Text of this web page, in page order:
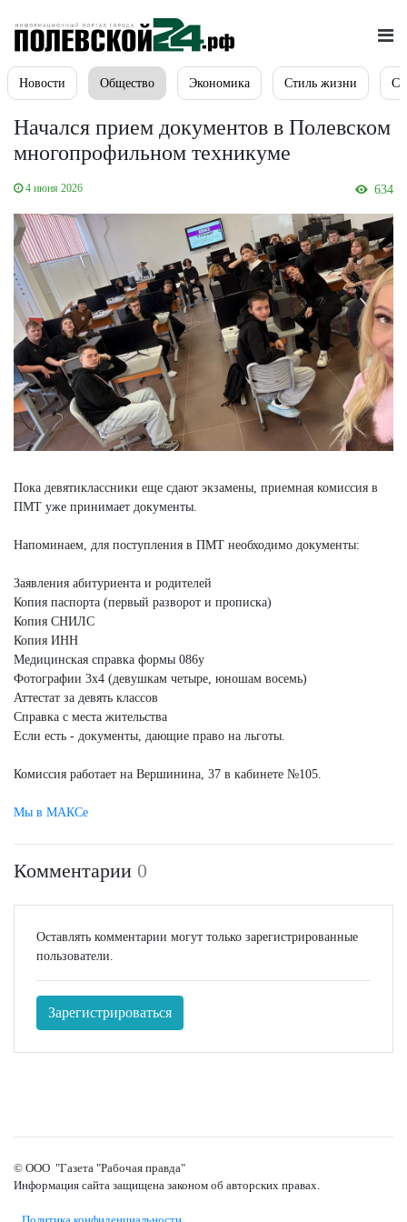
Новости Общество Экономика Стиль жизни
Начался прием документов в Полевском
многопрофильном техникуме
4 июня 2026 634
Пока девятиклассники еще сдают экзамены, приемная комиссия в
ПМТ уже принимает документы.
Напоминаем, для поступления в ПМТ необходимо документы:
Заявления абитуриента и родителей
Копия паспорта (первый разворот и прописка)
Копия СНИЛС
Копия ИНН
Медицинская справка формы 086у
Фотографии 3х4 (девушкам четыре, юношам восемь)
Аттестат за девять классов
Справка с места жительства
Если есть - документы, дающие право на льготы.
Комиссия работает на Вершинина, 37 в кабинете №105.
Мы в МАКСе
Комментарии 0
Оставлять комментарии могут только зарегистрированные
пользователи.
Зарегистрироваться
© ООО "Газета "Рабочая правда"
Информация сайта защищена законом об авторских правах.